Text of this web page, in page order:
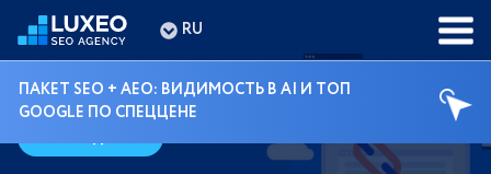
RU
ПАКЕТ SEO + AEO: ВИДИМОСТЬ В AI И ТОП
GOOGLE ПО СПЕЦЦЕНЕ
Гайды